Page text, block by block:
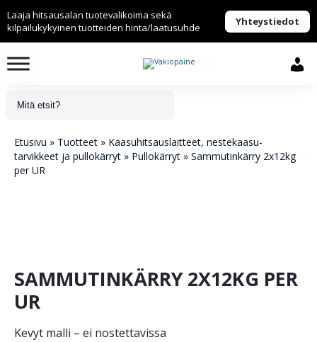
Laaja hitsausalan tuotevalikoima sekä
kilpailukykyinen tuotteiden hinta/laatusuhde
Yhteystiedot
Etusivu » Tuotteet » Kaasuhitsaus­laitteet, nestekaasu­
tarvikkeet ja pullokärryt » Pullokärryt » Sammutinkärry 2x12kg
per UR
SAMMUTINKÄRRY 2X12KG PER
UR
Kevyt malli – ei nostettavissa